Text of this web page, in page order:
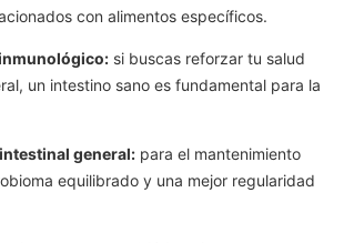
con alimentos específicos.
si buscas reforzar tu salud
un intestino sano es fundamental para la
general: para el mantenimiento
equilibrado y una mejor regularidad